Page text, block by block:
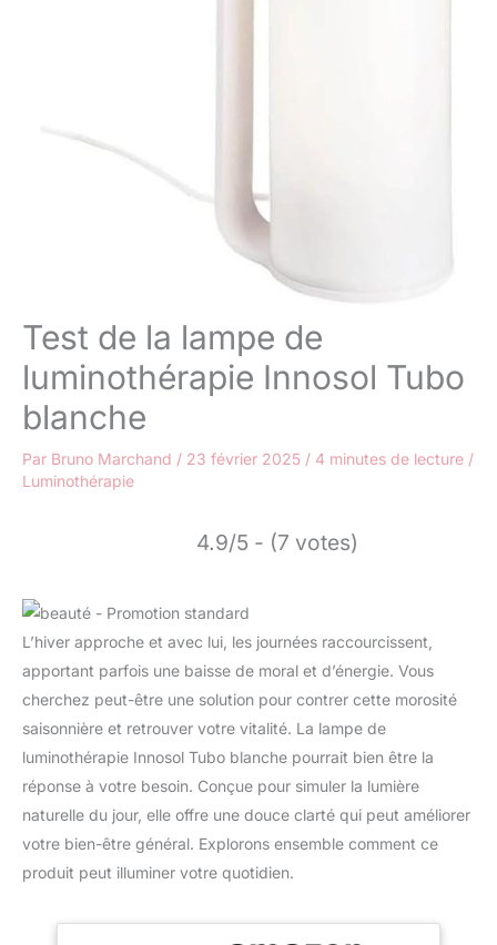
Test de la lampe de
luminothérapie Innosol Tubo
blanche
Par Bruno Marchand / 23 février 2025 / 4 minutes de lecture /
Luminothérapie
4.9/5 - (7 votes)
L’hiver approche et avec lui, les journées raccourcissent,
apportant parfois une baisse de moral et d’énergie. Vous
cherchez peut-être une solution pour contrer cette morosité
saisonnière et retrouver votre vitalité. La lampe de
luminothérapie Innosol Tubo blanche pourrait bien être la
réponse à votre besoin. Conçue pour simuler la lumière
naturelle du jour, elle offre une douce clarté qui peut améliorer
votre bien-être général. Explorons ensemble comment ce
produit peut illuminer votre quotidien.